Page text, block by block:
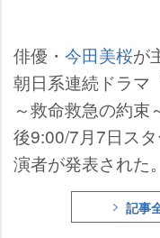
俳優・ 今田美桜が
朝日系連続ドラマ
～救命救急の約束
後9:00/7月7日ス
演者が発表された。
記事